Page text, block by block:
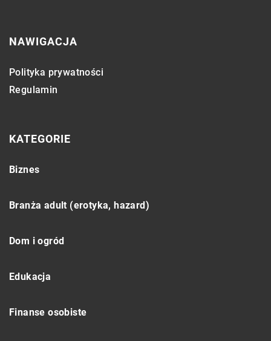
NAWIGACJA
Polityka prywatności
Regulamin
KATEGORIE
Biznes
Branża adult (erotyka, hazard)
Dom i ogród
Edukacja
Finanse osobiste